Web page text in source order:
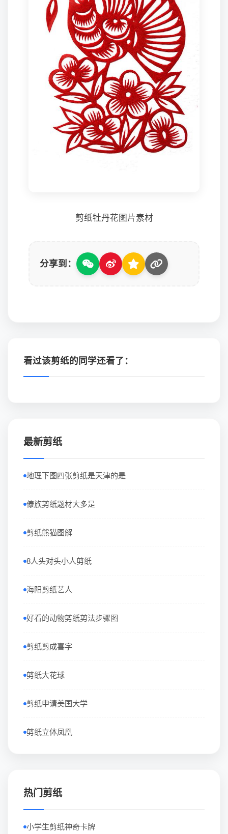
剪纸牡丹花图片素材
分享到：
看过该剪纸的同学还看了：
最新剪纸
地理下图四张剪纸是天津的是
傣族剪纸题材大多是
剪纸熊猫图解
8人头对头小人剪纸
海阳剪纸艺人
好看的动物剪纸剪法步骤图
剪纸剪成喜字
剪纸大花球
剪纸申请美国大学
剪纸立体凤凰
热门剪纸
小学生剪纸神奇卡牌